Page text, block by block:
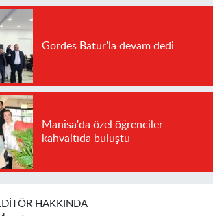
Gördes Batur'la devam dedi
Manisa'da özel öğrenciler
kahvaltıda buluştu
HAKKINDA